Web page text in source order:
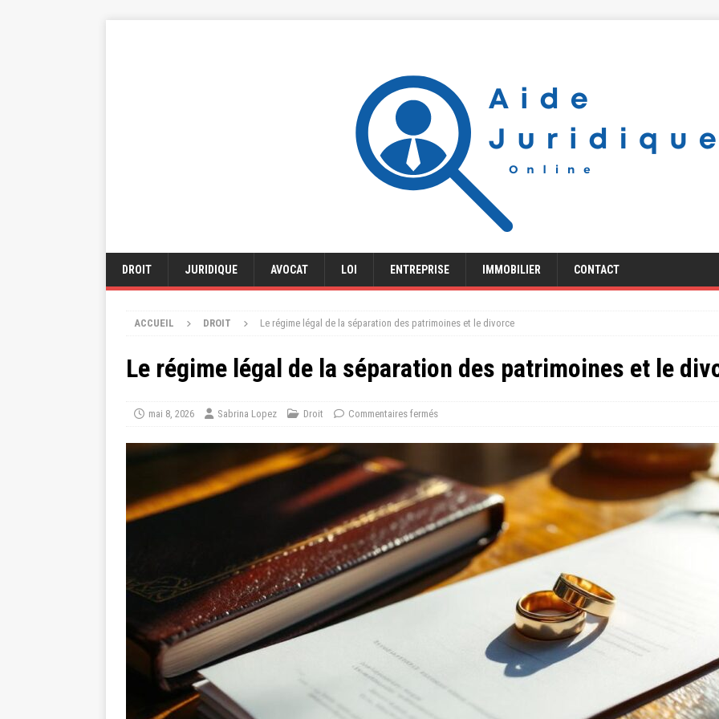
DROIT JURIDIQUE AVOCAT LOI ENTREPRISE IMMOBILIER CONTACT
ACCUEIL DROIT Le régime légal de la séparation des patrimoines et le divorce
Le régime légal de la séparation des patrimoines et le
mai 8, 2026 Sabrina Lopez Droit Commentaires fermés